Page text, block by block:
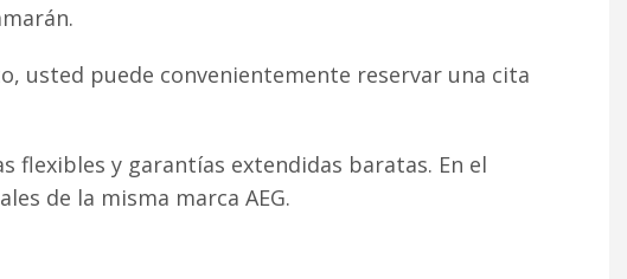
usted puede convenientemente reservar una cita
flexibles y garantías extendidas baratas. En el
de la misma marca AEG.